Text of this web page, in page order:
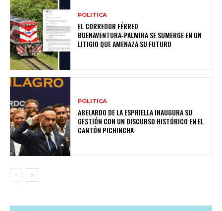
POLITICA
EL CORREDOR FÉRREO
BUENAVENTURA‑PALMIRA SE SUMERGE EN UN
LITIGIO QUE AMENAZA SU FUTURO
POLITICA
ABELARDO DE LA ESPRIELLA INAUGURA SU
GESTIÓN CON UN DISCURSO HISTÓRICO EN EL
CANTÓN PICHINCHA